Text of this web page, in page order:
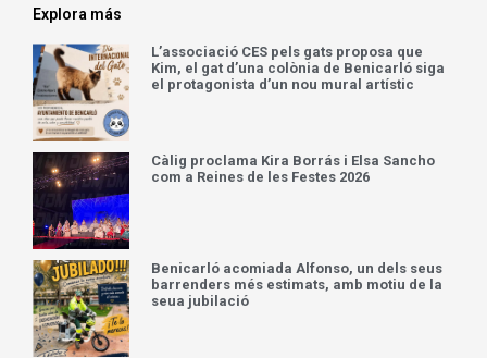
Explora más
L’associació CES pels gats proposa que
Kim, el gat d’una colònia de Benicarló siga
el protagonista d’un nou mural artístic
Càlig proclama Kira Borrás i Elsa Sancho
com a Reines de les Festes 2026
Benicarló acomiada Alfonso, un dels seus
barrenders més estimats, amb motiu de la
seua jubilació